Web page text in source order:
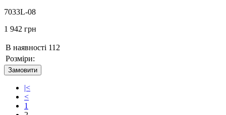
7033L-08
1 942 грн
В наявності 112
Розміри:
Замовити
|<
<
1